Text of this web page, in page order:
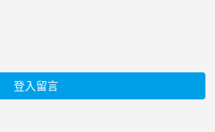
登入留言